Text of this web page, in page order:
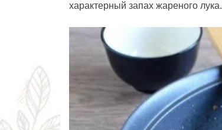
характерный запах жареного лука.